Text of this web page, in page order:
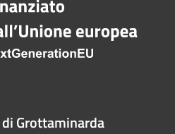
Grottaminarda